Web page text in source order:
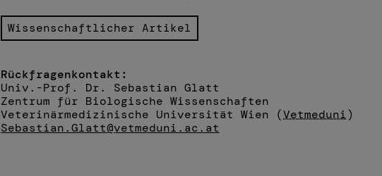
Wissenschaftlicher Artikel
Rückfragenkontakt:
Univ.-Prof. Dr. Sebastian Glatt
Zentrum für Biologische Wissenschaften
Veterinärmedizinische Universität Wien (Vetmeduni )
Sebastian.Glatt@vetmeduni.ac.at